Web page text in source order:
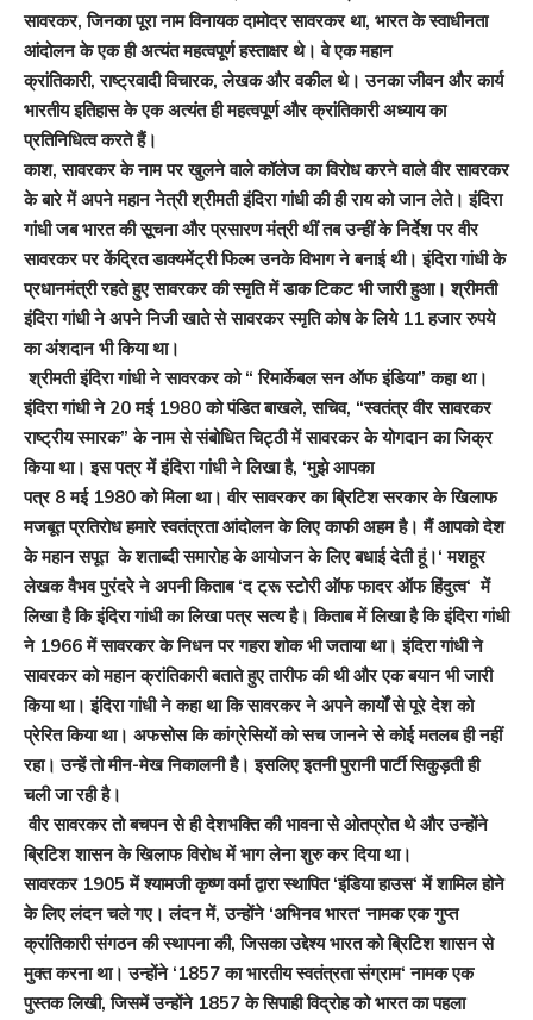
सावरकर,जिनका पूरा नाम विनायक दामोदर सावरकर था, भारत के स्वाधीनता
आंदोलन के एक ही अत्यंत महत्वपूर्ण हस्ताक्षर थे। वे एक महान
क्रांतिकारी,राष्ट्रवादी विचारक,लेखक और वकील थे। उनका जीवन और कार्य
भारतीय इतिहास के एक अत्यंत ही महत्वपूर्ण और क्रांतिकारी अध्याय का
प्रतिनिधित्व करते हैं।
काश,सावरकर के नाम पर खुलने वाले कॉलेज का विरोध करने वाले वीर सावरकर
के बारे में अपने महान नेत्री श्रीमती इंदिरा गांधी की ही राय को जान लेते। इंदिरा
गांधी जब भारत की सूचना और प्रसारण मंत्री थीं तब उन्हीं के निर्देश पर वीर
सावरकर पर केंद्रित डाक्यमेंट्री फिल्म उनके विभाग ने बनाई थी। इंदिरा गांधी के
प्रधानमंत्री रहते हुए सावरकर की स्मृति में डाक टिकट भी जारी हुआ। श्रीमती
इंदिरा गांधी ने अपने निजी खाते से सावरकर स्मृति कोष के लिये 11हजार रुपये
का अंशदान भी किया था।
श्रीमती इंदिरा गांधी ने सावरकर को “ रिमार्केबल सन ऑफ इंडिया” कहा था।
इंदिरा गांधी ने 20मई 1980को पंडित बाखले,सचिव, “स्वतंत्र वीर सावरकर
राष्ट्रीय स्मारक” के नाम से संबोधित चिट्ठी में सावरकर के योगदान का जिक्र
किया था। इस पत्र में इंदिरा गांधी ने लिखा है, ‘मुझे आपका
पत्र 8मई 1980को मिला था। वीर सावरकर का ब्रिटिश सरकार के खिलाफ
मजबूत प्रतिरोध हमारे स्वतंत्रता आंदोलन के लिए काफी अहम है। मैं आपको देश
के महान सपूत के शताब्दी समारोह के आयोजन के लिए बधाई देती हूं।‘मशहूर
लेखक वैभव पुरंदरे ने अपनी किताब‘द ट्रू स्टोरी ऑफ फादर ऑफ हिंदुत्व‘में
लिखा है कि इंदिरा गांधी का लिखा पत्र सत्य है। किताब में लिखा है कि इंदिरा गांधी
ने 1966में सावरकर के निधन पर गहरा शोक भी जताया था। इंदिरा गांधी ने
सावरकर को महान क्रांतिकारी बताते हुए तारीफ की थी और एक बयान भी जारी
किया था। इंदिरा गांधी ने कहा था कि सावरकर ने अपने कार्यों से पूरे देश को
प्रेरित किया था। अफसोस कि कांग्रेसियों को सच जानने से कोई मतलब ही नहीं
रहा। उन्हें तो मीन-मेख निकालनी है। इसलिए इतनी पुरानी पार्टी सिकुड़ती ही
चली जा रही है।
वीर सावरकर तो बचपन से ही देशभक्ति की भावना से ओतप्रोत थे और उन्होंने
ब्रिटिश शासन के खिलाफ विरोध में भाग लेना शुरु कर दिया था।
सावरकर 1905 में श्यामजी कृष्ण वर्मा द्वारा स्थापित‘इंडिया हाउस‘में शामिल होने
के लिए लंदन चले गए। लंदन में,उन्होंने ‘अभिनव भारत‘नामक एक गुप्त
क्रांतिकारी संगठन की स्थापना की,जिसका उद्देश्य भारत को ब्रिटिश शासन से
मुक्त करना था। उन्होंने ‘1857का भारतीय स्वतंत्रता संग्राम‘नामक एक
पुस्तक लिखी,जिसमें उन्होंने 1857के सिपाही विद्रोह को भारत का पहला